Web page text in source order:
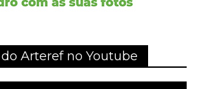
Arteref no Youtube